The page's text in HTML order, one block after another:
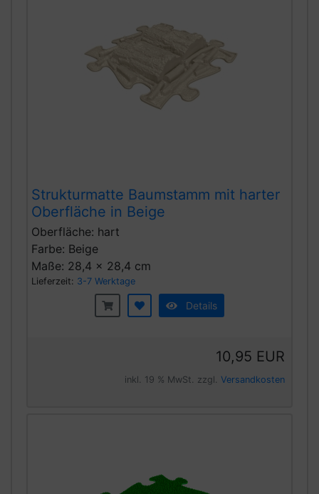
Strukturmatte Baumstamm mit harter
Oberfläche in Beige
Oberfläche: hart
Farbe: Beige
Maße: 28,4 x 28,4 cm
Lieferzeit: 3-7 Werktage
Details
10,95 EUR
inkl. 19 % MwSt. zzgl. Versandkosten